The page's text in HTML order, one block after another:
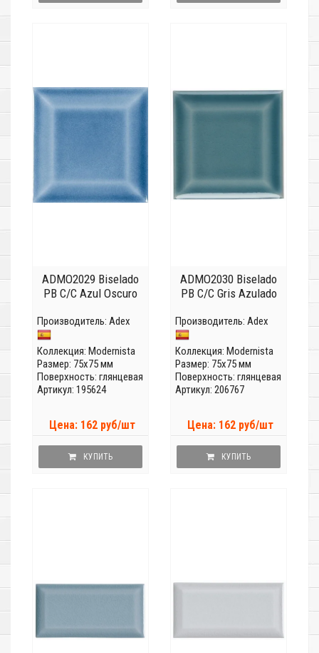
ADMO2029 Biselado
PB C/C Azul Oscuro
Производитель: Adex
Коллекция: Modernista
Размер: 75x75 мм
Поверхность: глянцевая
Артикул: 195624
Цена: 162 руб/шт
КУПИТЬ
ADMO2030 Biselado
PB C/C Gris Azulado
Производитель: Adex
Коллекция: Modernista
Размер: 75x75 мм
Поверхность: глянцевая
Артикул: 206767
Цена: 162 руб/шт
КУПИТЬ